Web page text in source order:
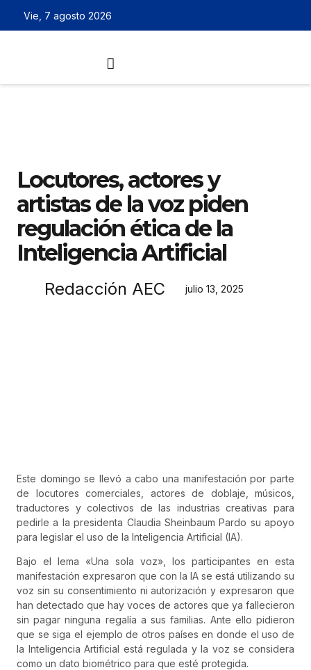
Vie, 7 agosto 2026
Locutores, actores y
artistas de la voz piden
regulación ética de la
Inteligencia Artificial
Redacción AEC julio 13, 2025
Este domingo se llevó a cabo una manifestación por parte
de locutores comerciales, actores de doblaje, músicos,
traductores y colectivos de las industrias creativas para
pedirle a la presidenta Claudia Sheinbaum Pardo su apoyo
para legislar el uso de la Inteligencia Artificial (IA).
Bajo el lema «Una sola voz», los participantes en esta
manifestación expresaron que con la IA se está utilizando su
voz sin su consentimiento ni autorización y expresaron que
han detectado que hay voces de actores que ya fallecieron
sin pagar ninguna regalía a sus familias. Ante ello pidieron
que se siga el ejemplo de otros países en donde el uso de
la Inteligencia Artificial está regulada y la voz se considera
como un dato biométrico para que esté protegida.